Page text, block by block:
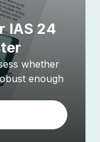
IAS 24
whether
enough